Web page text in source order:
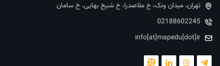
تهران، میدان ونک، خ ملاصدرا، خ شیخ بهایی، خ سامان
02188602245
info[at]mapedu[dot]ir